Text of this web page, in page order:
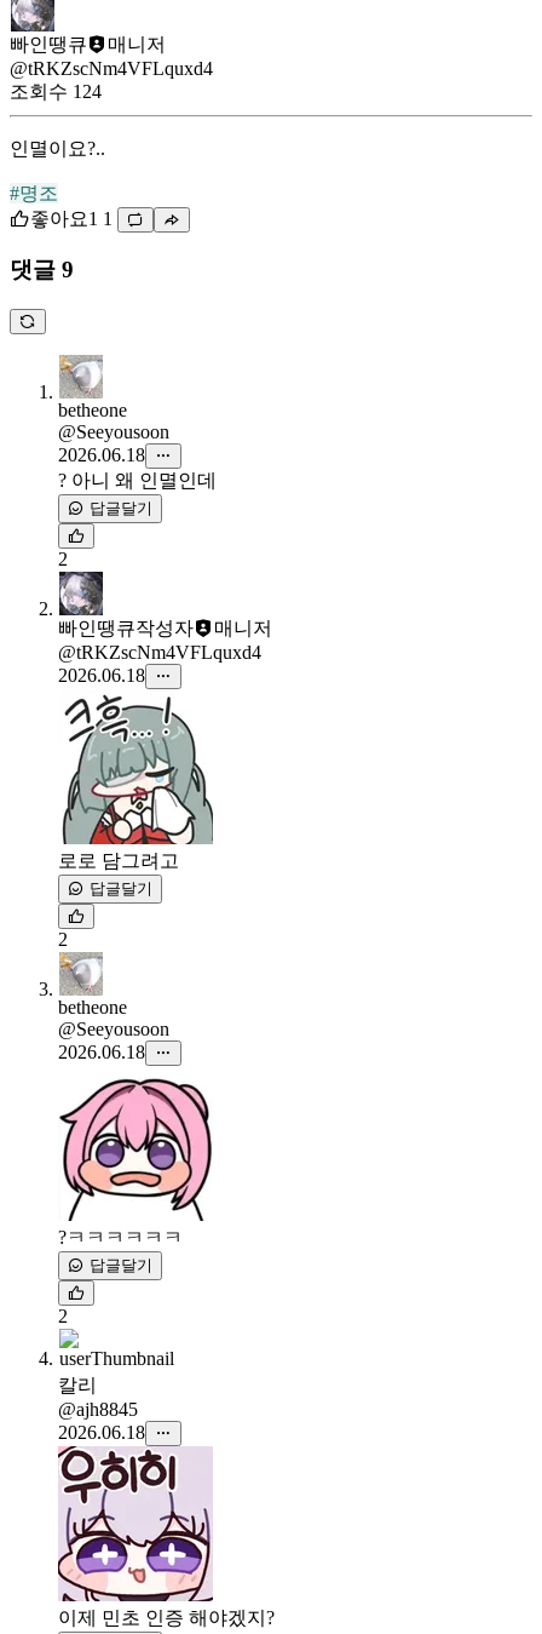
빠인땡큐
매니저
@tRKZscNm4VFLquxd4
조회수 124
인멸이요?..
#명조
좋아요1 1
댓글 9
betheone
@Seeyousoon
2026.06.18
? 아니 왜 인멸인데
답글달기
2
빠인땡큐작성자
매니저
@tRKZscNm4VFLquxd4
2026.06.18
로로 담그려고
답글달기
2
betheone
@Seeyousoon
2026.06.18
?ㅋㅋㅋㅋㅋㅋ
답글달기
2
칼리
@ajh8845
2026.06.18
이제 민초 인증 해야겠지?